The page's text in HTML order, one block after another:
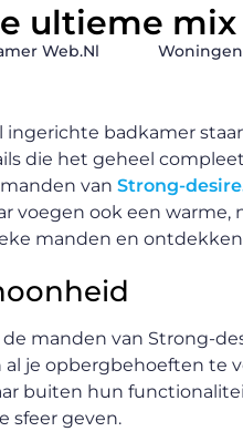
ultieme
Web.nl Woningen
ingerichte badkamer
die het geheel
van Strong-
voegen ook een
manden en
manden van Strong-
al je opbergbehoeften
buiten hun
sfeer geven.